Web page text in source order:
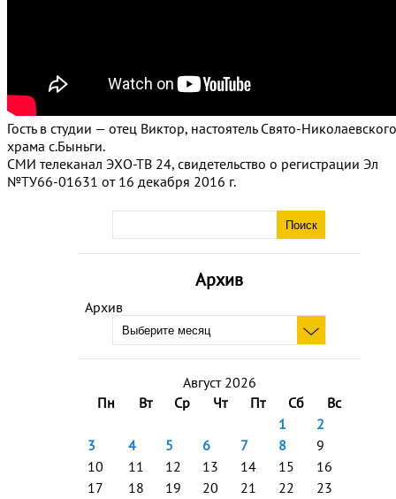
Архив
Архив
Август 2026
Пн
Вт Ср Чт Пт Сб
Вс
1
2
3
4 5 6 7 8
9
10
11 12 13 14 15
16
17
18 19 20 21 22
23
Гость в студии — отец Виктор, настоятель Свято-Николаевского
храма с.Быньги.
СМИ телеканал ЭХО-ТВ 24, свидетельство о регистрации Эл
№ТУ66-01631 от 16 декабря 2016 г.